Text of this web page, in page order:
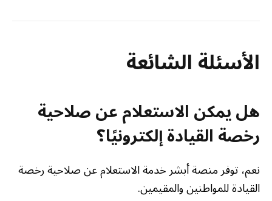
الأسئلة الشائعة
هل يمكن الاستعلام عن صلاحية
رخصة القيادة إلكترونيًا؟
نعم، توفر منصة أبشر خدمة الاستعلام عن صلاحية رخصة
القيادة للمواطنين والمقيمين.